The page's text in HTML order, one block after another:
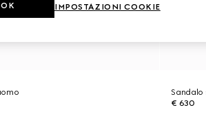
Sandalo
€ 630
IMPOSTAZIONI COOKIE
OK